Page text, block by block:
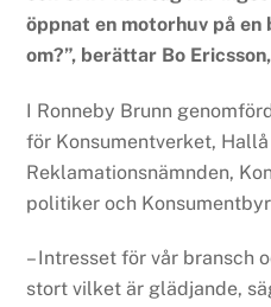
öppnat en motorhuv på
om?”, berättar Bo
I Ronneby Brunn
för Konsumentverket,
Reklamationsnämnden,
politiker och
– Intresset för vår bransch
stort vilket är glädjande,